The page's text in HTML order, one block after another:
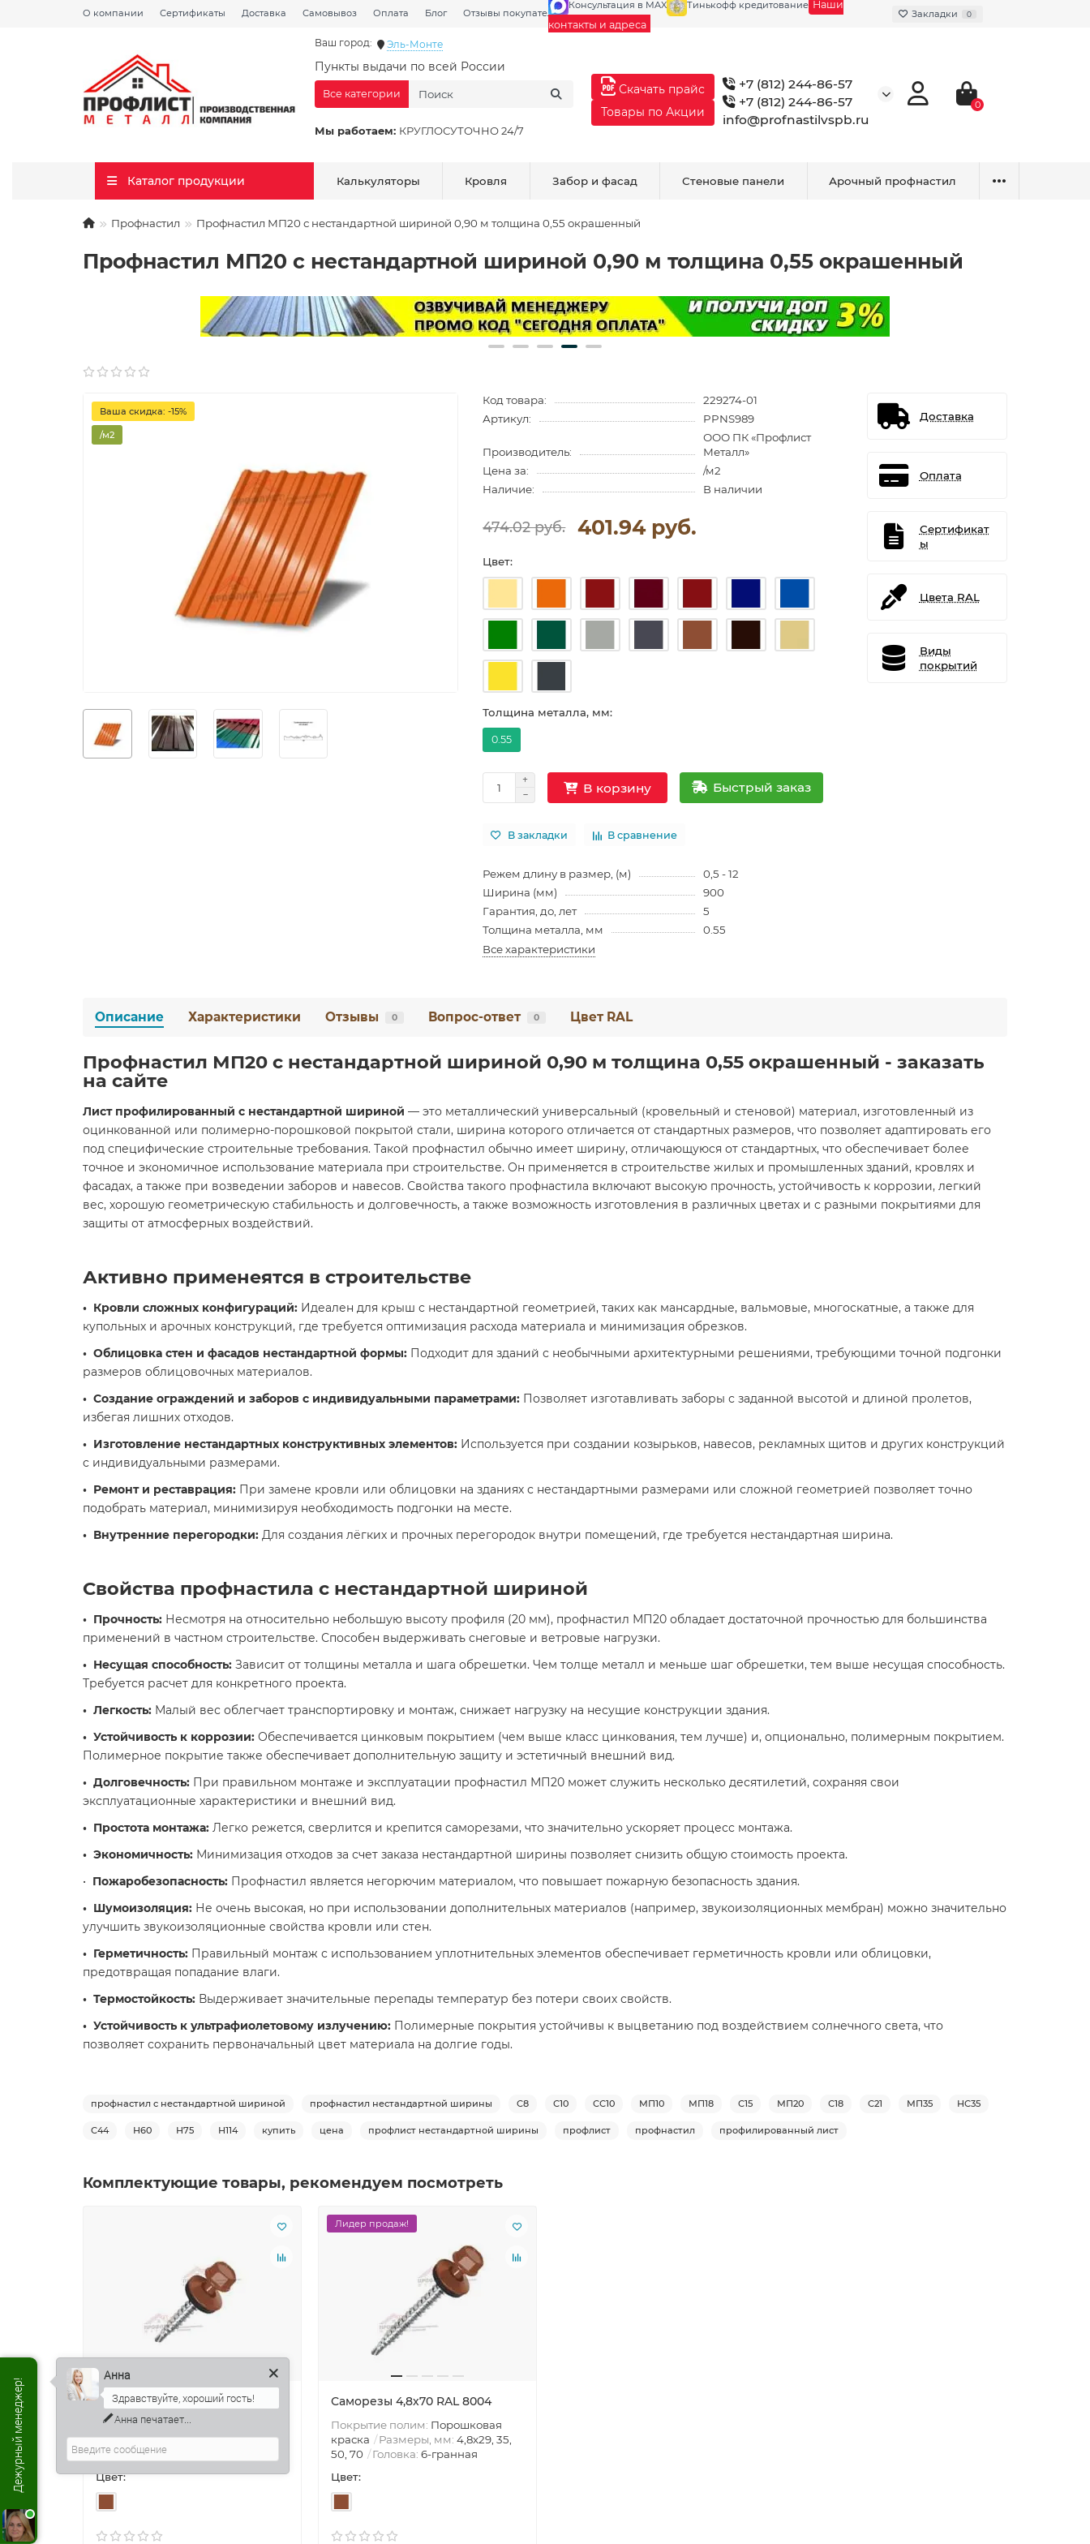
О компании Сертификаты Доставка Самовывоз Оплата Блог Отзывы покупателей Галерея
Консультация в MAX Тинькофф кредитование Наши
контакты и адреса
Закладки 0
Ваш город: Эль-Монте
Пункты выдачи по всей России
Мы работаем: КРУГЛОСУТОЧНО 24/7
Все категории
Скачать прайс
Товары по Акции
+7 (812) 244-86-57
+7 (812) 244-86-57
info@profnastilvspb.ru
0
Каталог продукции Калькуляторы Кровля Забор и фасад Стеновые панели Арочный профнастил
Профнастил Профнастил МП20 с нестандартной шириной 0,90 м толщина 0,55 окрашенный
Профнастил МП20 с нестандартной шириной 0,90 м толщина 0,55 окрашенный
Ваша скидка: -15%
/м2
Код товара:
229274-01
Артикул:
PPNS989
Производитель:
ООО ПК «Профлист
Металл»
Цена за:
/м2
Наличие:
В наличии
474.02 руб. 401.94 руб.
Цвет:
Толщина металла, мм:
0.55
В корзину Быстрый заказ
В закладки В сравнение
Режем длину в размер, (м)
0,5 - 12
Ширина (мм)
900
Гарантия, до, лет
5
Толщина металла, мм
0.55
Все характеристики
Доставка
Оплата
Сертификат
ы
Цвета RAL
Виды
покрытий
Описание Характеристики Отзывы 0 Вопрос-ответ 0 Цвет RAL
Профнастил МП20 с нестандартной шириной 0,90 м толщина 0,55 окрашенный - заказать
на сайте
Лист профилированный с нестандартной шириной — это металлический универсальный (кровельный и стеновой) материал, изготовленный из
оцинкованной или полимерно-порошковой покрытой стали, ширина которого отличается от стандартных размеров, что позволяет адаптировать его
под специфические строительные требования. Такой профнастил обычно имеет ширину, отличающуюся от стандартных, что обеспечивает более
точное и экономичное использование материала при строительстве. Он применяется в строительстве жилых и промышленных зданий, кровлях и
фасадах, а также при возведении заборов и навесов. Свойства такого профнастила включают высокую прочность, устойчивость к коррозии, легкий
вес, хорошую геометрическую стабильность и долговечность, а также возможность изготовления в различных цветах и с разными покрытиями для
защиты от атмосферных воздействий.
Активно применеятся в строительстве
• Кровли сложных конфигураций: Идеален для крыш с нестандартной геометрией, таких как мансардные, вальмовые, многоскатные, а также для
купольных и арочных конструкций, где требуется оптимизация расхода материала и минимизация обрезков.
• Облицовка стен и фасадов нестандартной формы: Подходит для зданий с необычными архитектурными решениями, требующими точной подгонки
размеров облицовочных материалов.
• Создание ограждений и заборов с индивидуальными параметрами: Позволяет изготавливать заборы с заданной высотой и длиной пролетов,
избегая лишних отходов.
• Изготовление нестандартных конструктивных элементов: Используется при создании козырьков, навесов, рекламных щитов и других конструкций
с индивидуальными размерами.
• Ремонт и реставрация: При замене кровли или облицовки на зданиях с нестандартными размерами или сложной геометрией позволяет точно
подобрать материал, минимизируя необходимость подгонки на месте.
• Внутренние перегородки: Для создания лёгких и прочных перегородок внутри помещений, где требуется нестандартная ширина.
Свойства профнастила с нестандартной шириной
• Прочность: Несмотря на относительно небольшую высоту профиля (20 мм), профнастил МП20 обладает достаточной прочностью для большинства
применений в частном строительстве. Способен выдерживать снеговые и ветровые нагрузки.
• Несущая способность: Зависит от толщины металла и шага обрешетки. Чем толще металл и меньше шаг обрешетки, тем выше несущая способность.
Требуется расчет для конкретного проекта.
• Легкость: Малый вес облегчает транспортировку и монтаж, снижает нагрузку на несущие конструкции здания.
• Устойчивость к коррозии: Обеспечивается цинковым покрытием (чем выше класс цинкования, тем лучше) и, опционально, полимерным покрытием.
Полимерное покрытие также обеспечивает дополнительную защиту и эстетичный внешний вид.
• Долговечность: При правильном монтаже и эксплуатации профнастил МП20 может служить несколько десятилетий, сохраняя свои
эксплуатационные характеристики и внешний вид.
• Простота монтажа: Легко режется, сверлится и крепится саморезами, что значительно ускоряет процесс монтажа.
• Экономичность: Минимизация отходов за счет заказа нестандартной ширины позволяет снизить общую стоимость проекта.
• Пожаробезопасность: Профнастил является негорючим материалом, что повышает пожарную безопасность здания.
• Шумоизоляция: Не очень высокая, но при использовании дополнительных материалов (например, звукоизоляционных мембран) можно значительно
улучшить звукоизоляционные свойства кровли или стен.
• Герметичность: Правильный монтаж с использованием уплотнительных элементов обеспечивает герметичность кровли или облицовки,
предотвращая попадание влаги.
• Термостойкость: Выдерживает значительные перепады температур без потери своих свойств.
• Устойчивость к ультрафиолетовому излучению: Полимерные покрытия устойчивы к выцветанию под воздействием солнечного света, что
позволяет сохранить первоначальный цвет материала на долгие годы.
профнастил с нестандартной шириной профнастил нестандартной ширины С8 С10 СС10 МП10 МП18 С15 МП20 С18 С21 МП35 НС35
С44 Н60 Н75 Н114 купить цена профлист нестандартной ширины профлист профнастил профилированный лист
Комплектующие товары, рекомендуем посмотреть
Саморезы 4,8х29 RAL 8004
Покрытие полим:
краска
Размеры, мм:4,8х29, 35,
50, 70
Головка:
Цвет:
Лидер продаж!
Саморезы 4,8х70 RAL 8004
Покрытие полим: Порошковая
краска
Размеры, мм: 4,8х29, 35,
50, 70
Головка: 6-гранная
Цвет:
Дежурный менеджер!
Анна
Анна печатает...